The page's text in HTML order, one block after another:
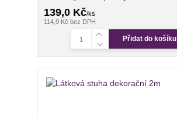
139,0 Kč/ks
114,9 Kč bez DPH
Přidat do košíku